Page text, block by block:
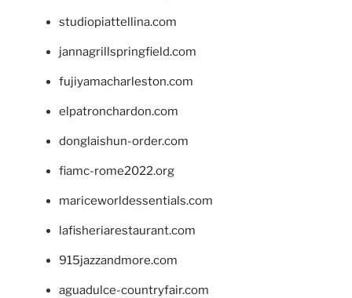
studiopiattellina.com
jannagrillspringfield.com
fujiyamacharleston.com
elpatronchardon.com
donglaishun-order.com
fiamc-rome2022.org
mariceworldessentials.com
lafisheriarestaurant.com
915jazzandmore.com
aguadulce-countryfair.com